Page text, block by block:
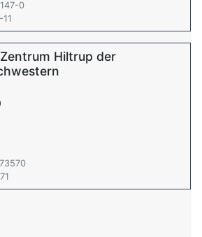
0
Hiltrup der